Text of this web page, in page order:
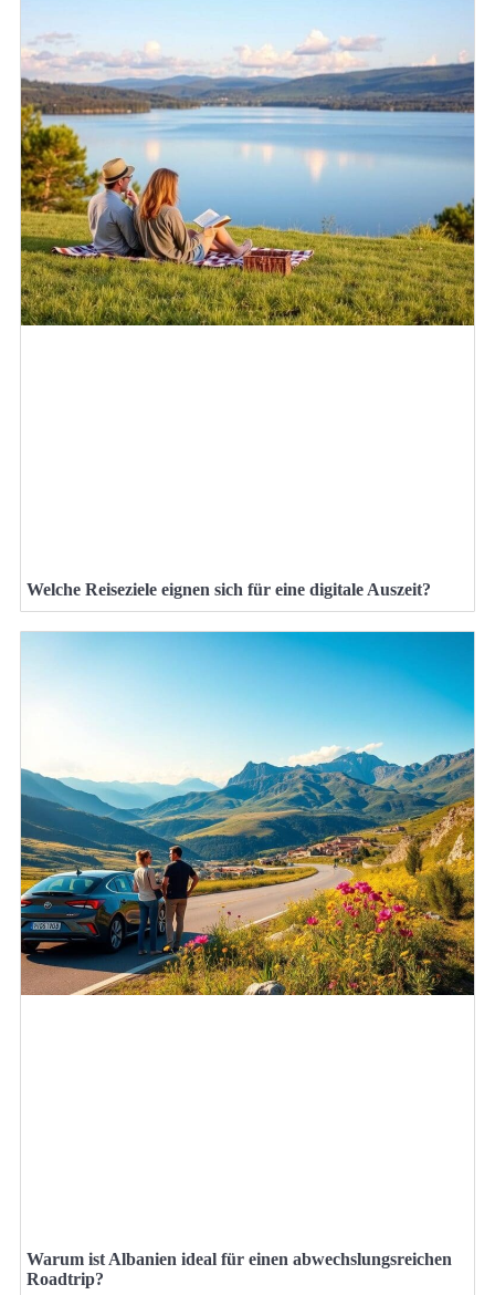
Welche Reiseziele eignen sich für eine digitale Auszeit?
Warum ist Albanien ideal für einen abwechslungsreichen
Roadtrip?